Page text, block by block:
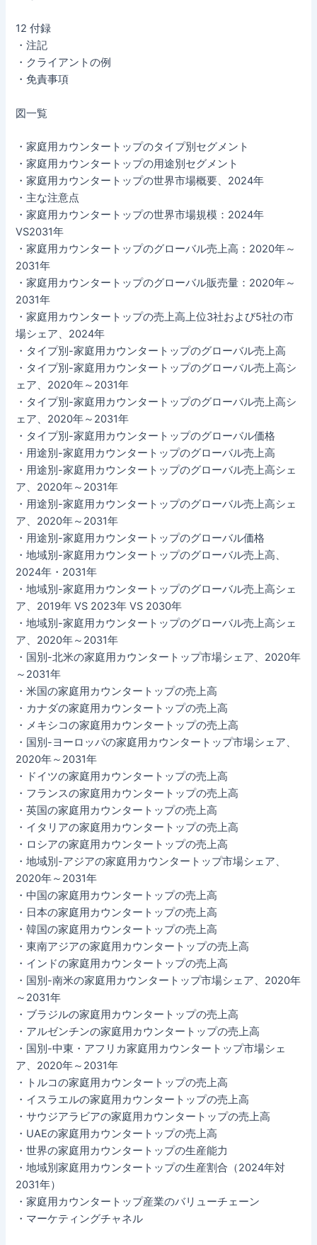
12 付録
・注記
・クライアントの例
・免責事項
図一覧
・家庭用カウンタートップのタイプ別セグメント
・家庭用カウンタートップの用途別セグメント
・家庭用カウンタートップの世界市場概要、2024年
・主な注意点
・家庭用カウンタートップの世界市場規模：2024年
VS2031年
・家庭用カウンタートップのグローバル売上高：2020年～
2031年
・家庭用カウンタートップのグローバル販売量：2020年～
2031年
・家庭用カウンタートップの売上高上位3社および5社の市
場シェア、2024年
・タイプ別-家庭用カウンタートップのグローバル売上高
・タイプ別-家庭用カウンタートップのグローバル売上高シ
ェア、2020年～2031年
・タイプ別-家庭用カウンタートップのグローバル売上高シ
ェア、2020年～2031年
・タイプ別-家庭用カウンタートップのグローバル価格
・用途別-家庭用カウンタートップのグローバル売上高
・用途別-家庭用カウンタートップのグローバル売上高シェ
ア、2020年～2031年
・用途別-家庭用カウンタートップのグローバル売上高シェ
ア、2020年～2031年
・用途別-家庭用カウンタートップのグローバル価格
・地域別-家庭用カウンタートップのグローバル売上高、
2024年・2031年
・地域別-家庭用カウンタートップのグローバル売上高シェ
ア、2019年 VS 2023年 VS 2030年
・地域別-家庭用カウンタートップのグローバル売上高シェ
ア、2020年～2031年
・国別-北米の家庭用カウンタートップ市場シェア、2020年
～2031年
・米国の家庭用カウンタートップの売上高
・カナダの家庭用カウンタートップの売上高
・メキシコの家庭用カウンタートップの売上高
・国別-ヨーロッパの家庭用カウンタートップ市場シェア、
2020年～2031年
・ドイツの家庭用カウンタートップの売上高
・フランスの家庭用カウンタートップの売上高
・英国の家庭用カウンタートップの売上高
・イタリアの家庭用カウンタートップの売上高
・ロシアの家庭用カウンタートップの売上高
・地域別-アジアの家庭用カウンタートップ市場シェア、
2020年～2031年
・中国の家庭用カウンタートップの売上高
・日本の家庭用カウンタートップの売上高
・韓国の家庭用カウンタートップの売上高
・東南アジアの家庭用カウンタートップの売上高
・インドの家庭用カウンタートップの売上高
・国別-南米の家庭用カウンタートップ市場シェア、2020年
～2031年
・ブラジルの家庭用カウンタートップの売上高
・アルゼンチンの家庭用カウンタートップの売上高
・国別-中東・アフリカ家庭用カウンタートップ市場シェ
ア、2020年～2031年
・トルコの家庭用カウンタートップの売上高
・イスラエルの家庭用カウンタートップの売上高
・サウジアラビアの家庭用カウンタートップの売上高
・UAEの家庭用カウンタートップの売上高
・世界の家庭用カウンタートップの生産能力
・地域別家庭用カウンタートップの生産割合（2024年対
2031年）
・家庭用カウンタートップ産業のバリューチェーン
・マーケティングチャネル